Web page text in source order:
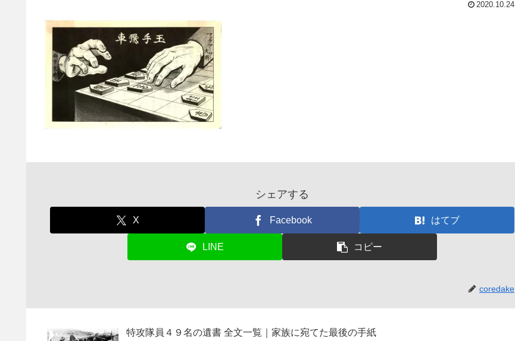
2020.10.24
シェアする
X Facebook はてブ
LINE コピー
coredake
特攻隊員４９名の遺書 全文一覧｜家族に宛てた最後の手紙